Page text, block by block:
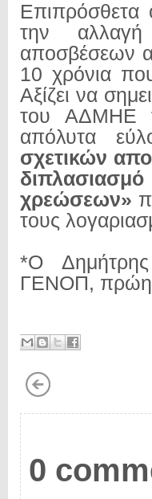
Επιπρόσθετα
την
αποσβέσεων
10 χρόνια
Αξίζει να
του ΑΔΜΗΕ
απόλυτα
σχετικών
χρεώσεων»
τους
*Ο
ΓΕΝΟΠ,
0